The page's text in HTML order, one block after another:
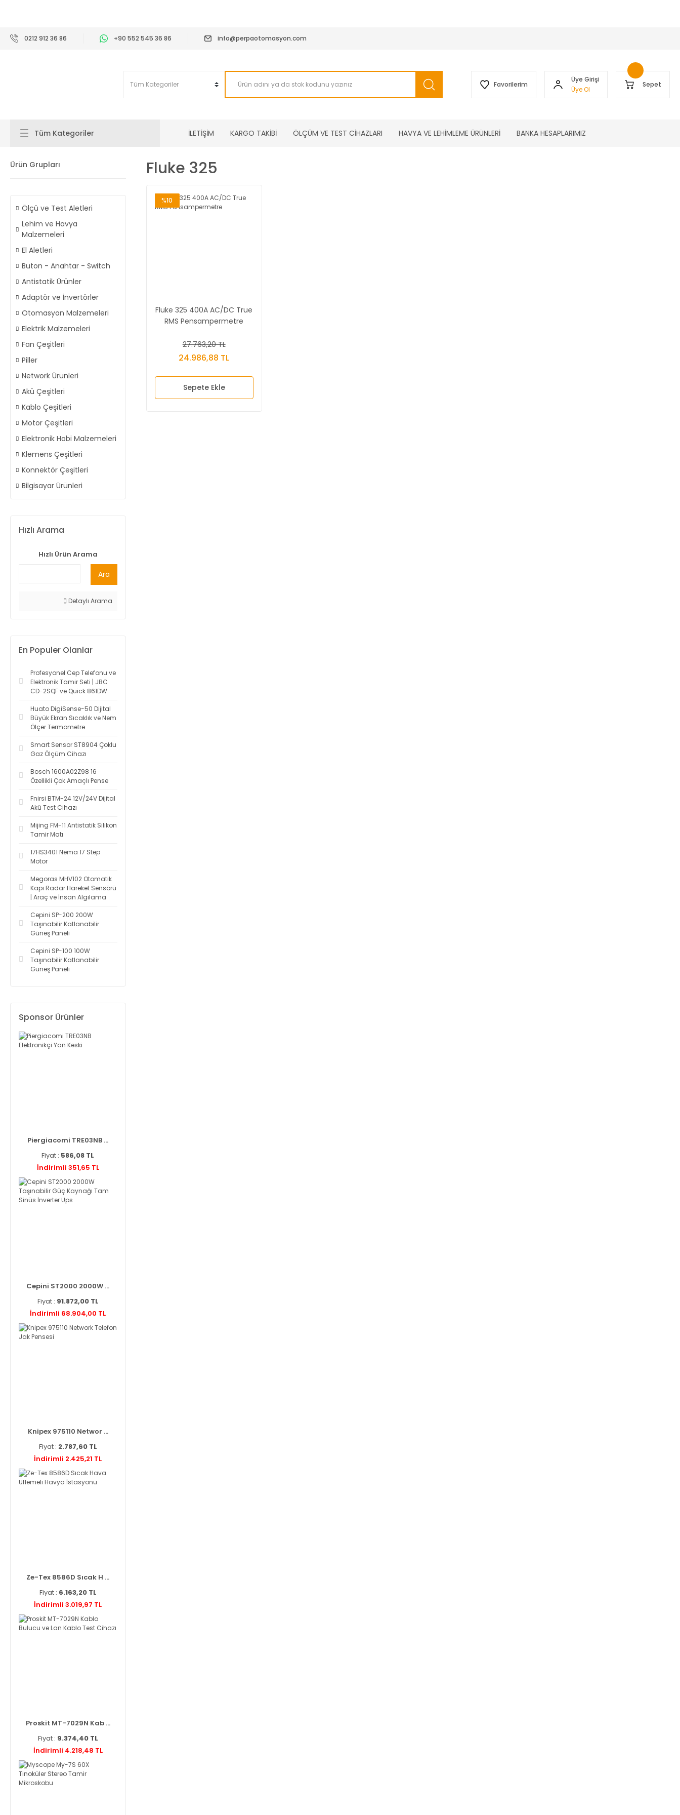
0212 912 36 86 +90 552 545 36 86 info@perpaotomasyon.com
Favorilerim
Üye Girişi
Üye Ol
Sepet
Tüm Kategoriler İLETİŞİM KARGO TAKİBİ ÖLÇÜM VE TEST CİHAZLARI HAVYA VE LEHİMLEME ÜRÜNLERİ BANKA HESAPLARIMIZ
Ürün Grupları
Ölçü ve Test Aletleri
Lehim ve Havya
Malzemeleri
El Aletleri
Buton - Anahtar - Switch
Antistatik Ürünler
Adaptör ve İnvertörler
Otomasyon Malzemeleri
Elektrik Malzemeleri
Fan Çeşitleri
Piller
Network Ürünleri
Akü Çeşitleri
Kablo Çeşitleri
Motor Çeşitleri
Elektronik Hobi Malzemeleri
Klemens Çeşitleri
Konnektör Çeşitleri
Bilgisayar Ürünleri
Hızlı Arama
Hızlı Ürün Arama
Ara
Detaylı Arama
En Populer Olanlar
Profesyonel Cep Telefonu ve
Elektronik Tamir Seti | JBC
CD-2SQF ve Quick 861DW
Huato DigiSense-50 Dijital
Büyük Ekran Sıcaklık ve Nem
Ölçer Termometre
Smart Sensor ST8904 Çoklu
Gaz Ölçüm Cihazı
Bosch 1600A02Z98 16
Özellikli Çok Amaçlı Pense
Fnirsi BTM-24 12V/24V Dijital
Akü Test Cihazı
Mijing FM-11 Antistatik Silikon
Tamir Matı
17HS3401 Nema 17 Step
Motor
Megoras MHV102 Otomatik
Kapı Radar Hareket Sensörü
| Araç ve İnsan Algılama
Cepini SP-200 200W
Taşınabilir Katlanabilir
Güneş Paneli
Cepini SP-100 100W
Taşınabilir Katlanabilir
Güneş Paneli
Sponsor Ürünler
Piergiacomi TRE03NB ...
Fiyat : 586,08 TL
İndirimli 351,65 TL
Cepini ST2000 2000W ...
Fiyat : 91.872,00 TL
İndirimli 68.904,00 TL
Knipex 975110 Networ ...
Fiyat : 2.787,60 TL
İndirimli 2.425,21 TL
Ze-Tex 8586D Sıcak H ...
Fiyat : 6.163,20 TL
İndirimli 3.019,97 TL
Proskit MT-7029N Kab ...
Fiyat : 9.374,40 TL
İndirimli 4.218,48 TL
Fluke 325
%10
Fluke 325 400A AC/DC True
RMS Pensampermetre
27.763,20 TL
24.986,88 TL
Sepete Ekle